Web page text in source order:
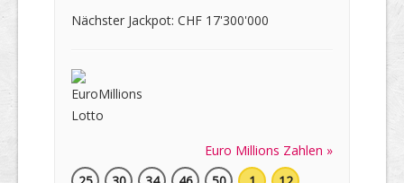
Nächster Jackpot: CHF 17'300'000
Euro Millions Zahlen »